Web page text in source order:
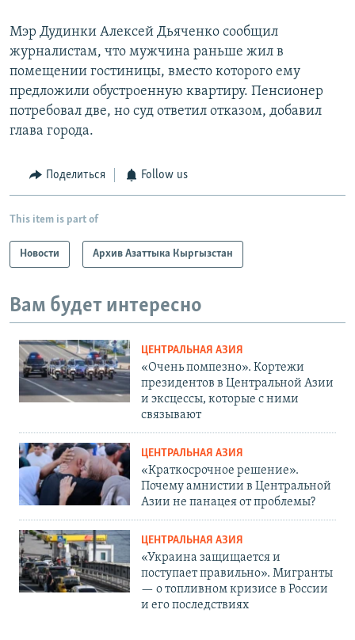
Мэр Дудинки Алексей Дьяченко сообщил
журналистам, что мужчина раньше жил в
помещении гостиницы, вместо которого ему
предложили обустроенную квартиру. Пенсионер
потребовал две, но суд ответил отказом, добавил
глава города.
Поделиться Follow us
This item is part of
Новости Архив Азаттыка Кыргызстан
Вам будет интересно
ЦЕНТРАЛЬНАЯ АЗИЯ
«Очень помпезно». Кортежи
президентов в Центральной Азии
и эксцессы, которые с ними
связывают
ЦЕНТРАЛЬНАЯ АЗИЯ
«Краткосрочное решение».
Почему амнистии в Центральной
Азии не панацея от проблемы?
ЦЕНТРАЛЬНАЯ АЗИЯ
«Украина защищается и
поступает правильно». Мигранты
— о топливном кризисе в России
и его последствиях